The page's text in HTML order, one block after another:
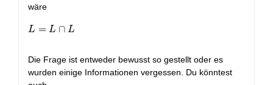
wäre
L=L\cap L
L = L ∩ L
Die Frage ist entweder bewusst so gestellt oder es
wurden einige Informationen vergessen. Du könntest